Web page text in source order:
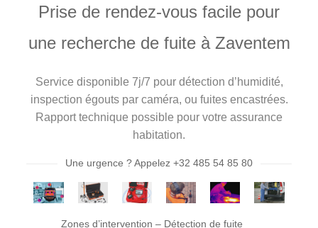
Prise de rendez-vous facile pour
une recherche de fuite à Zaventem
Service disponible 7j/7 pour détection d’humidité,
inspection égouts par caméra, ou fuites encastrées.
Rapport technique possible pour votre assurance
habitation.
Une urgence ? Appelez +32 485 54 85 80
Zones d’intervention – Détection de fuite